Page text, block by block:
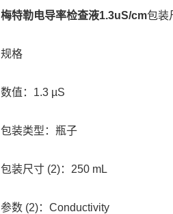
梅特勒电导率检查液1.3uS/cm包装
规格
数值：1.3 µS
包装类型：瓶子
包装尺寸 (2)：250 mL
参数 (2)：Conductivity